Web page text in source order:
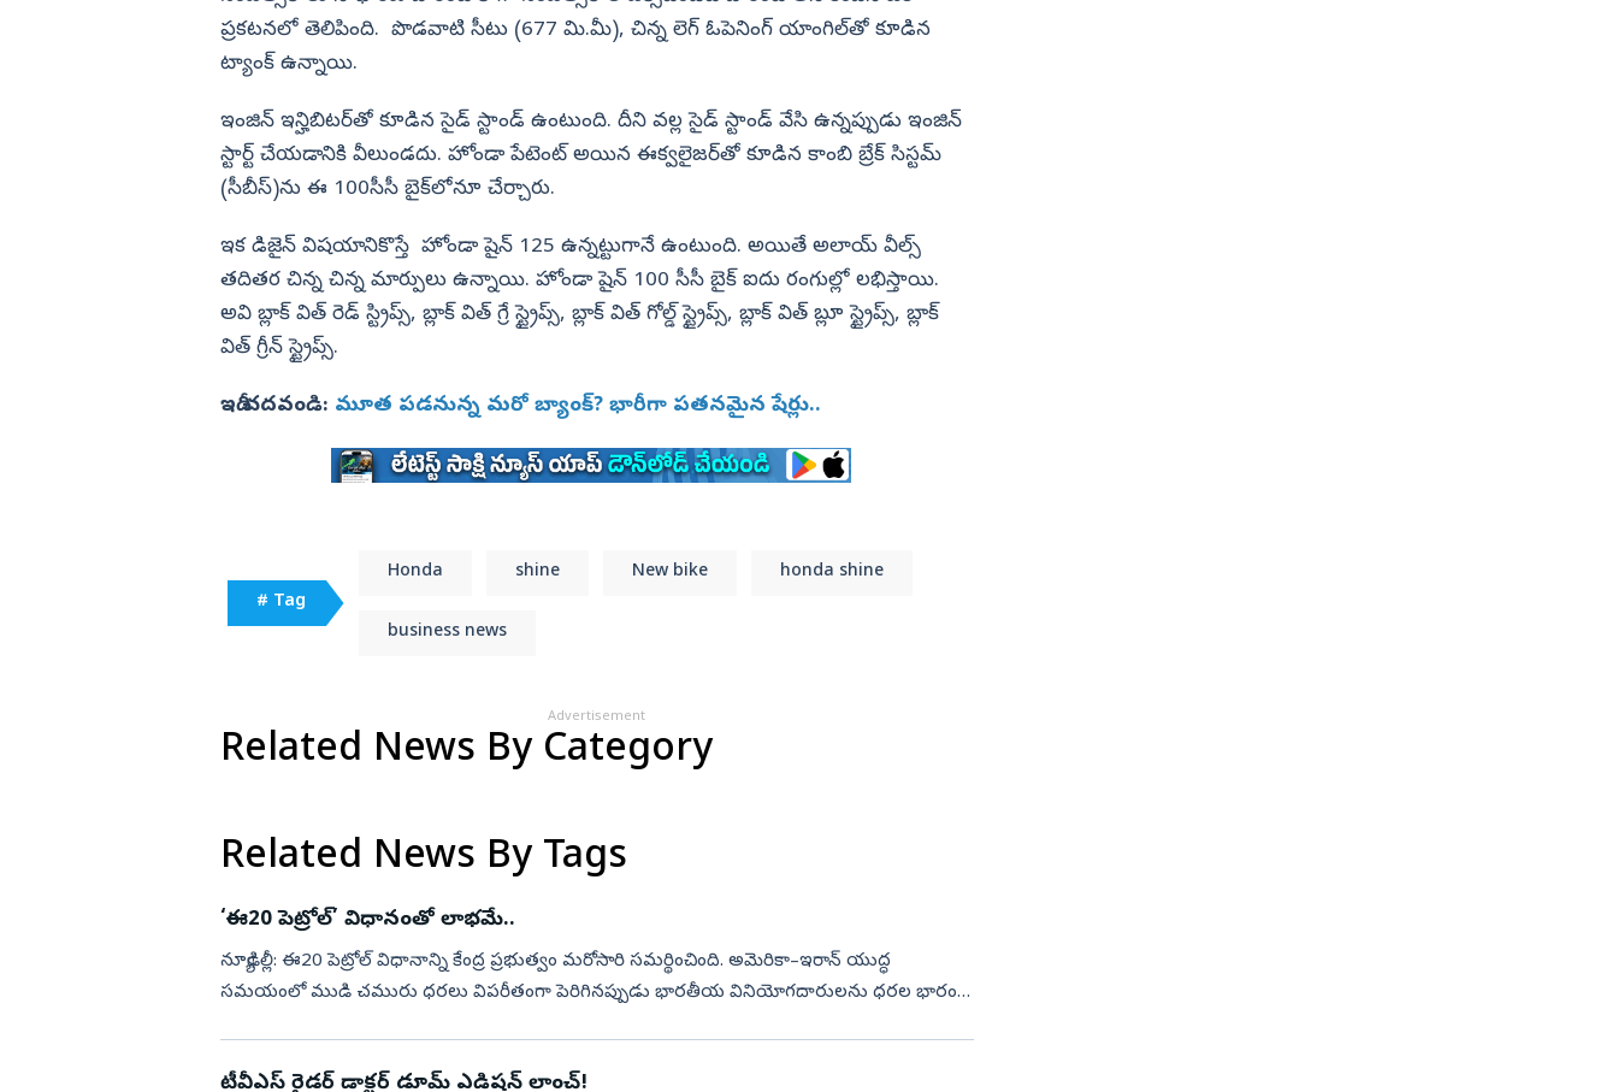
ప్రకటనలో తెలిపింది. పొడవాటి సీటు (677 మి.మీ), చిన్న లెగ్ ఓపెనింగ్ యాంగిల్‌తో కూడిన
ట్యాంక్ ఉన్నాయి.
ఇంజిన్ ఇన్హిబిటర్‌తో కూడిన సైడ్ స్టాండ్‌ ఉంటుంది. దీని వల్ల సైడ్ స్టాండ్‌ వేసి ఉన్నప్పుడు ఇంజిన్‌
స్టార్ట్ చేయడానికి వీలుండదు. హోండా పేటెంట్ అయిన ఈక్వలైజర్‌తో కూడిన కాంబి బ్రేక్ సిస్టమ్
(సీబీస్‌)ను ఈ 100సీసీ బైక్‌లోనూ చేర్చారు.
ఇక డిజైన్‌ విషయానికొస్తే హోండా షైన్ 125 ఉన్నట్టుగానే ఉంటుంది. అయితే అలాయ్‌ వీల్స్‌
తదితర చిన్న చిన్న మార్పులు ఉన్నాయి. హోండా షైన్ 100 సీసీ బైక్‌ ఐదు రంగుల్లో లభిస్తాయి.
అవి బ్లాక్ విత్ రెడ్ స్ట్రిప్స్, బ్లాక్ విత్ గ్రే స్ట్రైప్స్, బ్లాక్ విత్ గోల్డ్ స్ట్రైప్స్, బ్లాక్ విత్ బ్లూ స్ట్రైప్స్, బ్లాక్
విత్ గ్రీన్ స్ట్రైప్స్.
ఇదీ చదవండి: మూత పడనున్న మరో బ్యాంక్‌? భారీగా పతనమైన షేర్లు..
# Tag
Honda shine New bike honda shine
business news
Advertisement
Related News By Category
Related News By Tags
‘ఈ20 పెట్రోల్‌’ విధానంతో లాభమే..
న్యూఢిల్లీ: ఈ20 పెట్రోల్‌ విధానాన్ని కేంద్ర ప్రభుత్వం మరోసారి సమర్థించింది. అమెరికా–ఇరాన్‌ యుద్ధ
సమయంలో ముడి చమురు ధరలు విపరీతంగా పెరిగినప్పుడు భారతీయ వినియోగదారులను ధరల భారం
టీవీఎస్ రైడర్ డాక్టర్ డూమ్ ఎడిషన్‌ లాంచ్!